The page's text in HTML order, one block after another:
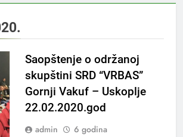
Saopštenje o održanoj
skupštini SRD “VRBAS”
Gornji Vakuf – Uskoplje
22.02.2020.god
admin
6 godina